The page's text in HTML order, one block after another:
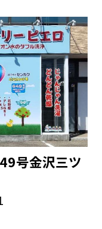
問
募集中
号金沢三ツ